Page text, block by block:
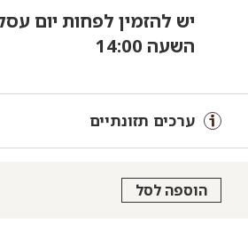
יש להזמין לפחות יום
השעה 14:00
ערכים תזונתיים
הוספה לסל